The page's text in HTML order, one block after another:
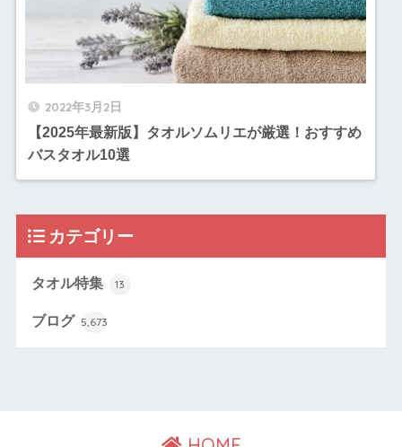
2022年3月2日
【2025年最新版】タオルソムリエが厳選！おすすめ
バスタオル10選
カテゴリー
タオル特集 13
ブログ 5,673